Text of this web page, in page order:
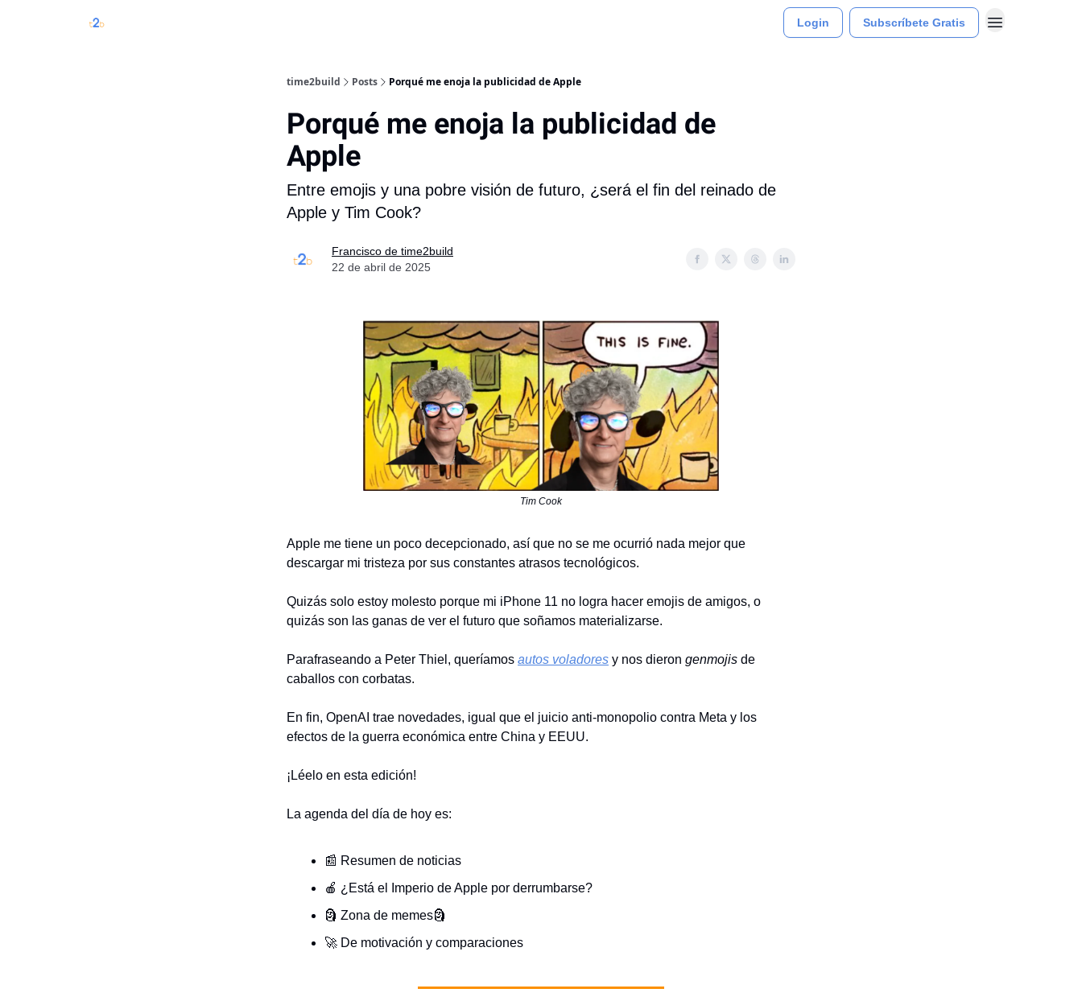
Login Subscríbete Gratis
time2build Posts Porqué me enoja la publicidad de Apple
Porqué me enoja la publicidad de
Apple
Entre emojis y una pobre visión de futuro, ¿será el fin del reinado de
Apple y Tim Cook?
Francisco de time2build
22 de abril de 2025
Tim Cook
Apple me tiene un poco decepcionado, así que no se me ocurrió nada mejor que
descargar mi tristeza por sus constantes atrasos tecnológicos.
Quizás solo estoy molesto porque mi iPhone 11 no logra hacer emojis de amigos, o
quizás son las ganas de ver el futuro que soñamos materializarse.
Parafraseando a Peter Thiel, queríamos autos voladores y nos dieron genmojis de
caballos con corbatas.
En fin, OpenAI trae novedades, igual que el juicio anti-monopolio contra Meta y los
efectos de la guerra económica entre China y EEUU.
¡Léelo en esta edición!
La agenda del día de hoy es:
📰 Resumen de noticias
🍎 ¿Está el Imperio de Apple por derrumbarse?
🗿 Zona de memes🗿
🚀 De motivación y comparaciones